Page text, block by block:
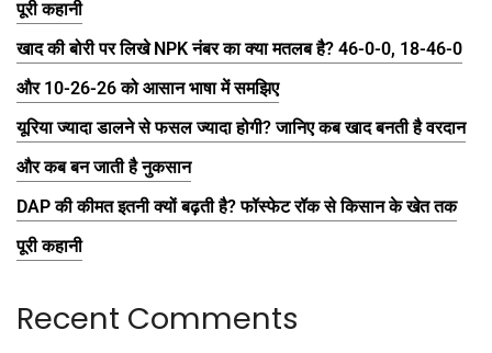
पूरी कहानी
खाद की बोरी पर लिखे NPK नंबर का क्या मतलब है? 46-0-0, 18-46-0
और 10-26-26 को आसान भाषा में समझिए
यूरिया ज्यादा डालने से फसल ज्यादा होगी? जानिए कब खाद बनती है वरदान
और कब बन जाती है नुकसान
DAP की कीमत इतनी क्यों बढ़ती है? फॉस्फेट रॉक से किसान के खेत तक
पूरी कहानी
Recent Comments